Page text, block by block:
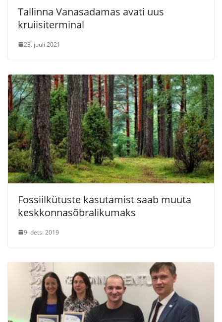
Tallinna Vanasadamas avati uus
kruiisiterminal
23. juuli 2021
Fossiilkütuste kasutamist saab muuta
keskkonnasõbralikumaks
9. dets. 2019